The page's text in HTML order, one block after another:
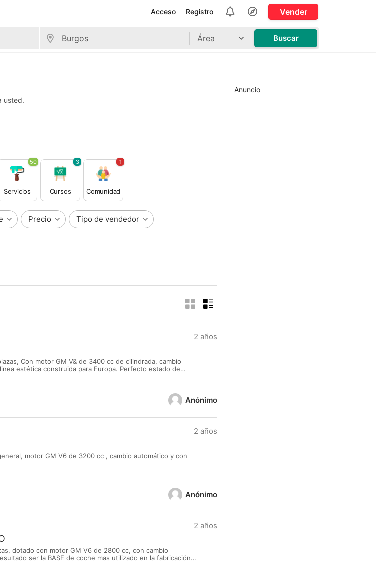
Vender
Registro
Acceso
Área Buscar
usted.
Servicios
50
Cursos
3
Comunidad
1
Precio Tipo de vendedor
Anónimo
2 años
Con motor GM V& de 3400 cc de cilindrada, cambio
estética construida para Europa. Perfecto estado de
Anónimo
2 años
motor GM V6 de 3200 cc , cambio automático y con
2 años
dotado con motor GM V6 de 2800 cc, con cambio
ser la BASE de coche mas utilizado en la fabricación
Anuncio